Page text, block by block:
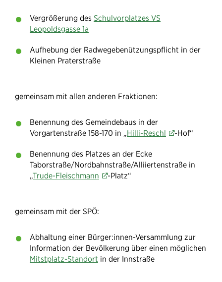
Vergrößerung des Schulvorplatzes VS
Leopoldsgasse 1a
Aufhebung der Radwegebenützungspflicht in der
Kleinen Praterstraße
gemeinsam mit allen anderen Fraktionen:
Benennung des Gemeindebaus in der
Vorgartenstraße 158-170 in „Hilli-Reschl -Hof“
Benennung des Platzes an der Ecke
Taborstraße/Nordbahnstraße/Alliiertenstraße in
„Trude-Fleischmann -Platz“
gemeinsam mit der SPÖ:
Abhaltung einer Bürger:innen-Versammlung zur
Information der Bevölkerung über einen möglichen
Mitstplatz-Standort in der Innstraße